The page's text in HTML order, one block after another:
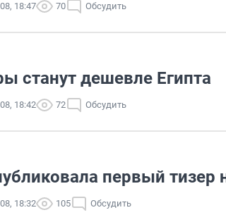
18:47 70 Обсудить
станут дешевле Египта
18:42 72 Обсудить
первый тизер
18:32 105 Обсудить